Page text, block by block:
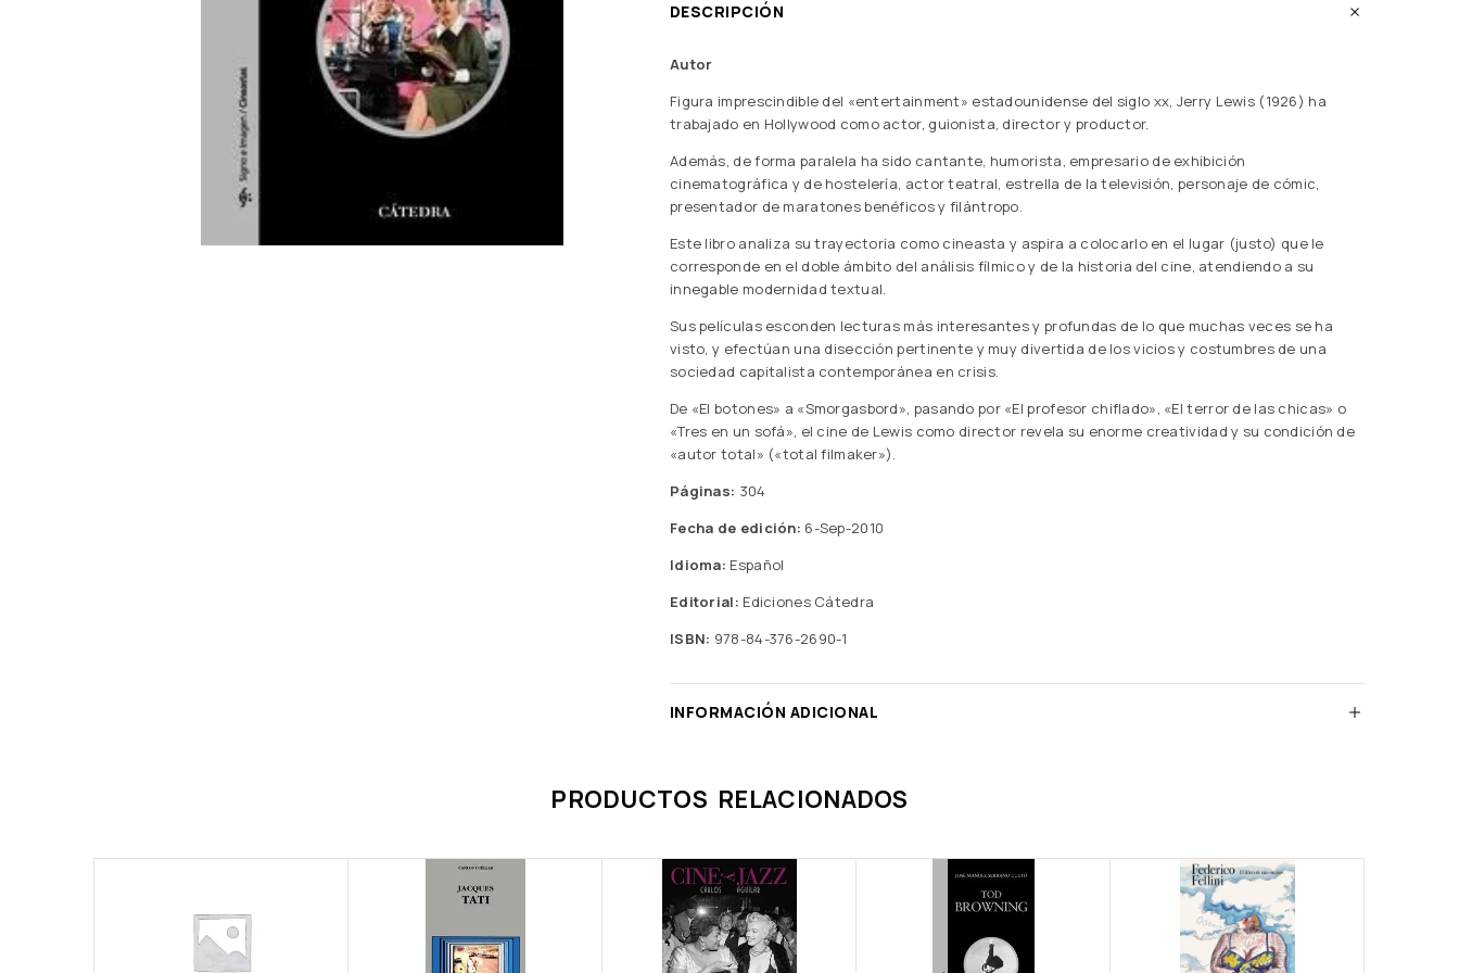
DESCRIPCIÓN
Autor
Figura imprescindible del «entertainment» estadounidense del siglo xx, Jerry Lewis (1926) ha
trabajado en Hollywood como actor, guionista, director y productor.
Además, de forma paralela ha sido cantante, humorista, empresario de exhibición
cinematográfica y de hostelería, actor teatral, estrella de la televisión, personaje de cómic,
presen­tador de maratones benéficos y filántropo.
Este libro analiza su trayectoria como cineasta y as­pira a colocarlo en el lugar (justo) que le
corresponde en el doble ámbito del análisis fílmico y de la historia del cine, atendiendo a su
innegable modernidad textual.
Sus películas esconden lecturas más interesantes y profundas de lo que muchas veces se ha
visto, y efectúan una disección pertinente y muy divertida de los vi­cios y costumbres de una
sociedad capitalista contemporánea en crisis.
De «El botones» a «Smorgasbord», pasando por «El profesor chiflado», «El terror de las chicas» o
«Tres en un sofá», el cine de Lewis como director revela su enorme creatividad y su condición de
«autor total» («total filmaker»).
Páginas: 304
Fecha de edición: 6-Sep-2010
Idioma: Español
Editorial: Ediciones Cátedra
ISBN: 978-84-376-2690-1
INFORMACIÓN ADICIONAL
PRODUCTOS RELACIONADOS